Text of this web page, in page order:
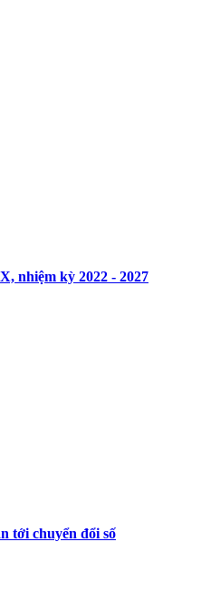
nhiệm kỳ 2022 - 2027
tới chuyển đổi số